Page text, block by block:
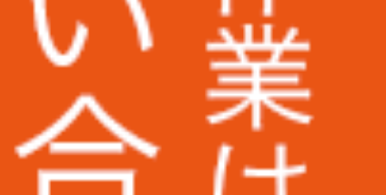
UAゼンセン労働組合様
早稲田大学様
大阪大学様